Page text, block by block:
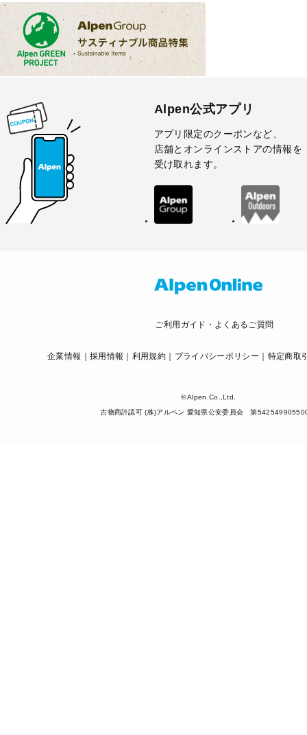
Alpen公式アプリ
アプリ限定のクーポンなど、
店舗とオンラインストアの情報を
受け取れます。
ご利用ガイド・よくあるご質問
企業情報 採用情報 利用規約 プライバシーポリシー 特定商取
© Alpen Co.,Ltd.
古物商許認可 (株)アルペン 愛知県公安委員会 第